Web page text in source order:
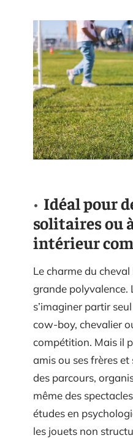
Idéal pour
solitaires ou
intérieur
Le charme du
grande polyvalence.
s’imaginer partir
cow-boy, chevalier
compétition. Mais il
amis ou ses frères
des parcours,
même des
études en
les jouets non